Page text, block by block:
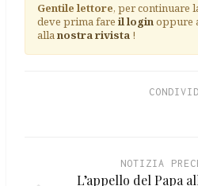
Gentile lettore, per continuare
deve prima fare il loginoppure
allanostra rivista !
NOTIZIA
L’appello del Papa